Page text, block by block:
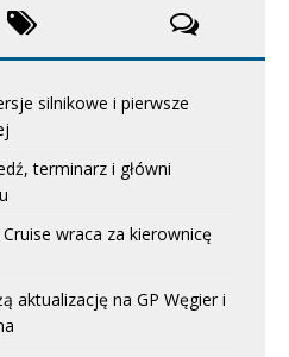
silnikowe i pierwsze
terminarz i główni
wraca za kierownicę
aktualizację na GP Węgier i